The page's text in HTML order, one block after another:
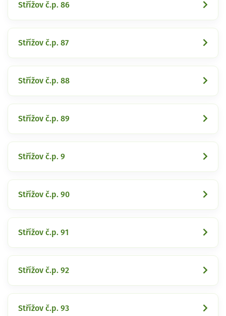
Střížov č.p. 86
Střížov č.p. 87
Střížov č.p. 88
Střížov č.p. 89
Střížov č.p. 9
Střížov č.p. 90
Střížov č.p. 91
Střížov č.p. 92
Střížov č.p. 93